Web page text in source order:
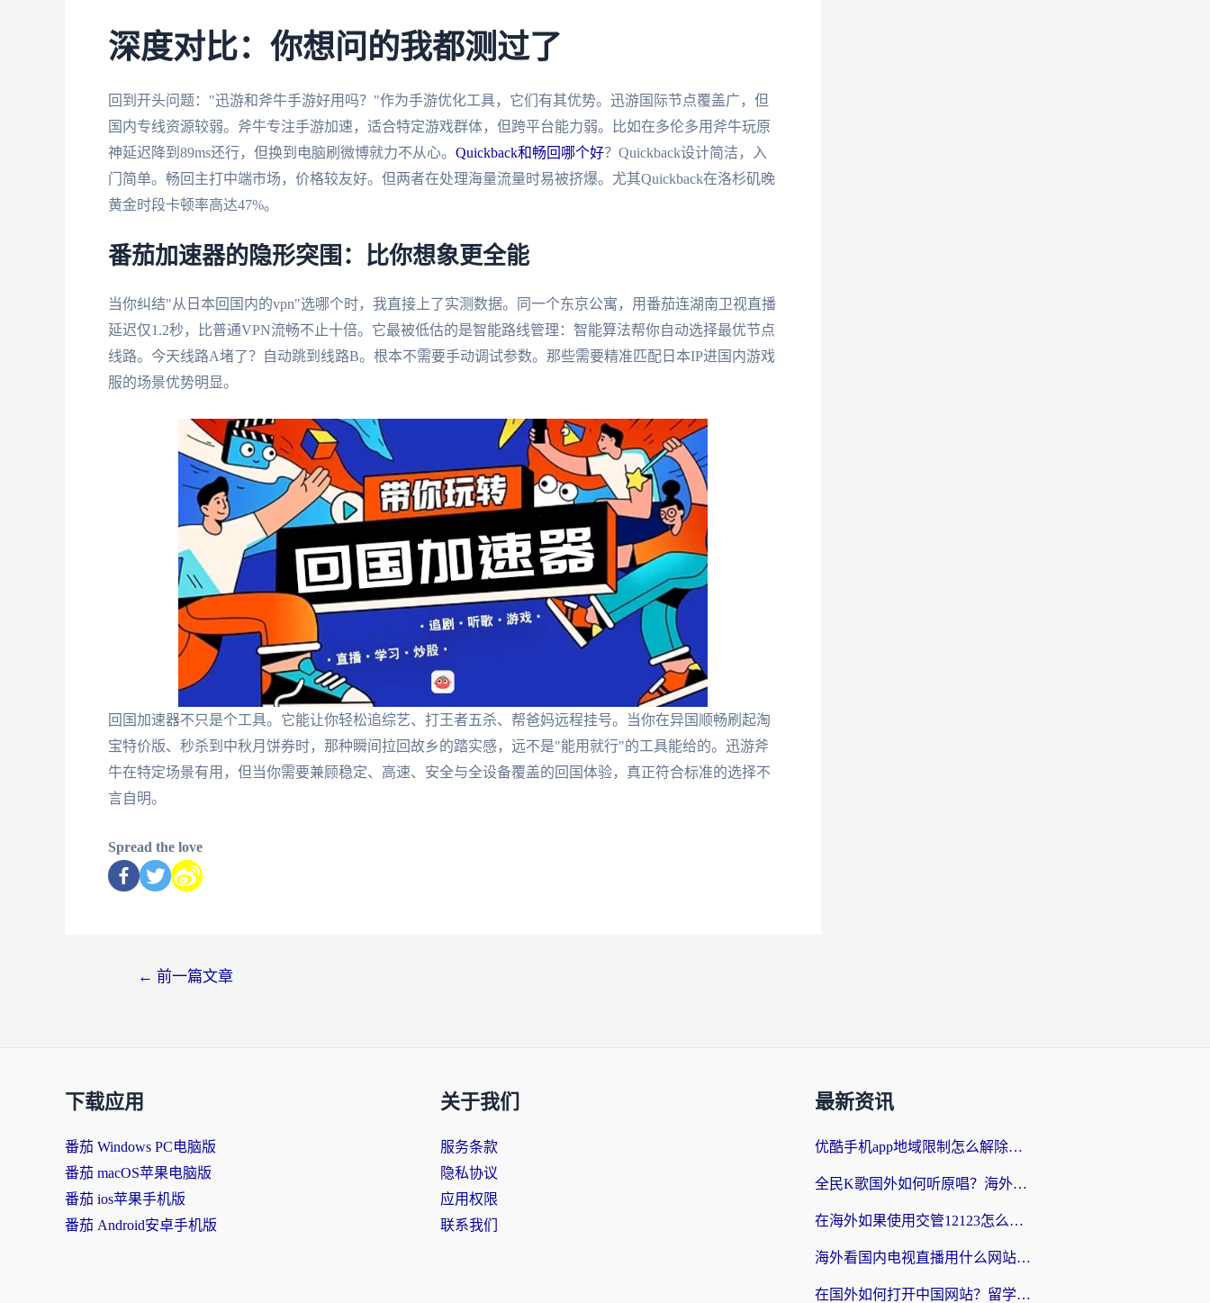
深度对比：你想问的我都测过了
回到开头问题："迅游和斧牛手游好用吗？"作为手游优化工具，它们有其优势。迅游国际节点覆盖广，但
国内专线资源较弱。斧牛专注手游加速，适合特定游戏群体，但跨平台能力弱。比如在多伦多用斧牛玩原
神延迟降到89ms还行，但换到电脑刷微博就力不从心。 Quickback和畅回哪个好？Quickback设计简洁，入
门简单。畅回主打中端市场，价格较友好。但两者在处理海量流量时易被挤爆。尤其Quickback在洛杉矶晚
黄金时段卡顿率高达47%。
番茄加速器的隐形突围：比你想象更全能
当你纠结"从日本回国内的vpn"选哪个时，我直接上了实测数据。同一个东京公寓，用番茄连湖南卫视直播
延迟仅1.2秒，比普通VPN流畅不止十倍。它最被低估的是智能路线管理：智能算法帮你自动选择最优节点
线路。今天线路A堵了？自动跳到线路B。根本不需要手动调试参数。那些需要精准匹配日本IP进国内游戏
服的场景优势明显。
回国加速器不只是个工具。它能让你轻松追综艺、打王者五杀、帮爸妈远程挂号。当你在异国顺畅刷起淘
宝特价版、秒杀到中秋月饼券时，那种瞬间拉回故乡的踏实感，远不是"能用就行"的工具能给的。迅游斧
牛在特定场景有用，但当你需要兼顾稳定、高速、安全与全设备覆盖的回国体验，真正符合标准的选择不
言自明。
Spread the love
← 前一篇文章
下载应用
番茄 Windows PC电脑版
番茄 macOS苹果电脑版
番茄 ios苹果手机版
番茄 Android安卓手机版
关于我们
服务条款
隐私协议
应用权限
联系我们
最新资讯
优酷手机app地域限制怎么解除？海外党亲测有效的追剧方案
全民K歌国外如何听原唱？海外党亲测有效的回国加速器选择指南
在海外如果使用交管12123怎么处理？留学生亲测有效的回国加速方案
海外看国内电视直播用什么网站比较好？一篇解决你所有追剧难题的实用指南
在国外如何打开中国网站？留学生与海外华人的无缝访问指南